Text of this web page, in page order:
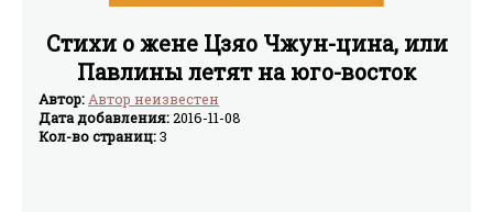
Стихи о жене Цзяо Чжун-цина, или
Павлины летят на юго-восток
Автор: Автор неизвестен
Дата добавления:2016-11-08
Кол-во страниц:3